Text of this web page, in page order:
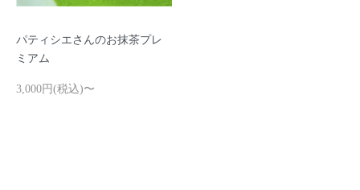
パティシエさんのお抹茶プレ
ミアム
3,000円(税込)〜